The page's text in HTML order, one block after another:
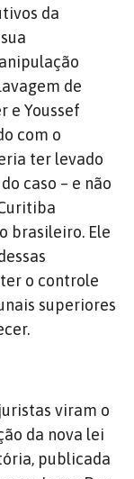
da
de
e Youssef
com o
ter levado
caso – e não
brasileiro. Ele
o controle
superiores
viram o
da nova lei
publicada